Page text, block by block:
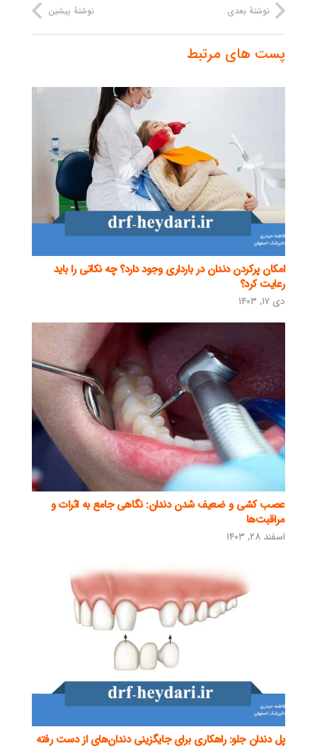
نوشتهٔ پیشین نوشتهٔ بعدی
پست های مرتبط
امکان پرکردن دندان در بارداری وجود دارد؟ چه نکاتی را باید
رعایت کرد؟
دی ۱۷, ۱۴۰۳
عصب کشی و ضعیف شدن دندان: نگاهی جامع به اثرات و
مراقبت‌ها
اسفند ۲۸, ۱۴۰۳
پل دندان جلو: راهکاری برای جایگزینی دندان‌های از دست رفته